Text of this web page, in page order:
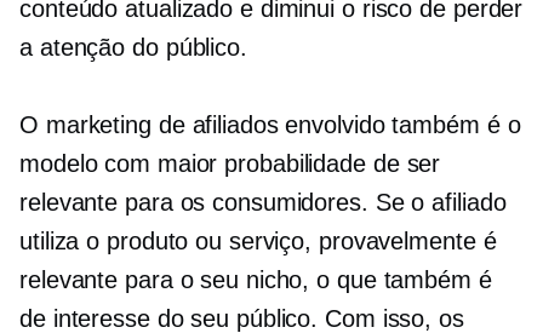
conteúdo atualizado e diminui o risco de perder
a atenção do público.
O marketing de afiliados envolvido também é o
modelo com maior probabilidade de ser
relevante para os consumidores. Se o afiliado
utiliza o produto ou serviço, provavelmente é
relevante para o seu nicho, o que também é
de interesse do seu público. Com isso, os